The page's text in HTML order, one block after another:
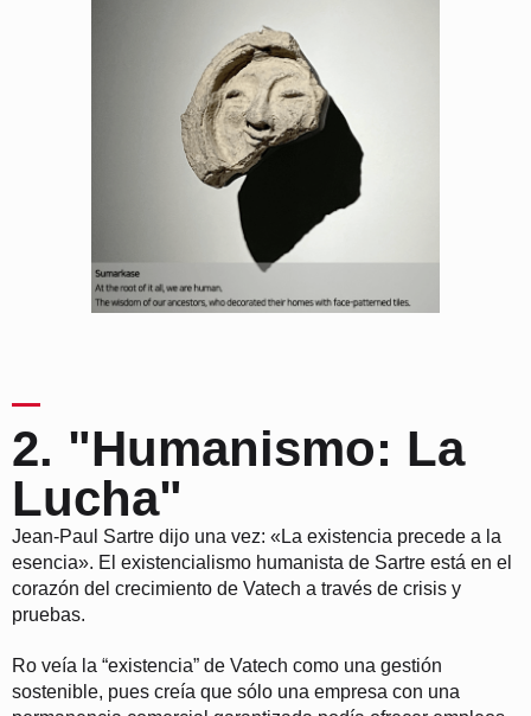
2. "Humanismo: La
Lucha"
Jean-Paul Sartre dijo una vez: «La existencia precede a la
esencia». El existencialismo humanista de Sartre está en el
corazón del crecimiento de Vatech a través de crisis y
pruebas.
Ro veía la “existencia” de Vatech como una gestión
sostenible, pues creía que sólo una empresa con una